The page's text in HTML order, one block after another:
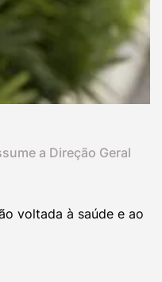
a Direção Geral